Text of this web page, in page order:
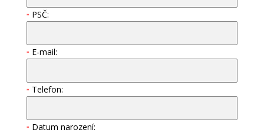
* PSČ:
* E-mail:
* Telefon:
* Datum narození: